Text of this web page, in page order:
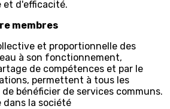
et d'efficacité.
membres
et proportionnelle des
à son fonctionnement,
de compétences et par le
permettent à tous les
de bénéficier de services communs.
dans la société